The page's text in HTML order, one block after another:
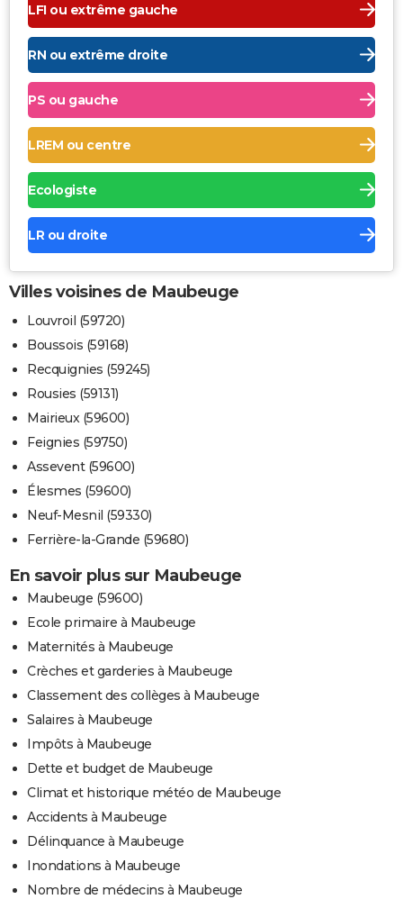
LFI ou extrême gauche
RN ou extrême droite
PS ou gauche
LREM ou centre
Ecologiste
LR ou droite
Villes voisines de Maubeuge
Louvroil (59720)
Boussois (59168)
Recquignies (59245)
Rousies (59131)
Mairieux (59600)
Feignies (59750)
Assevent (59600)
Élesmes (59600)
Neuf-Mesnil (59330)
Ferrière-la-Grande (59680)
En savoir plus sur Maubeuge
Maubeuge (59600)
Ecole primaire à Maubeuge
Maternités à Maubeuge
Crèches et garderies à Maubeuge
Classement des collèges à Maubeuge
Salaires à Maubeuge
Impôts à Maubeuge
Dette et budget de Maubeuge
Climat et historique météo de Maubeuge
Accidents à Maubeuge
Délinquance à Maubeuge
Inondations à Maubeuge
Nombre de médecins à Maubeuge